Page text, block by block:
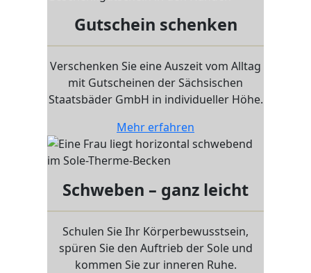
Gutschein schenken
Verschenken Sie eine Auszeit vom Alltag
mit Gutscheinen der Sächsischen
Staatsbäder GmbH in individueller Höhe.
Mehr erfahren
Schweben – ganz leicht
Schulen Sie Ihr Körperbewusstsein,
spüren Sie den Auftrieb der Sole und
kommen Sie zur inneren Ruhe.